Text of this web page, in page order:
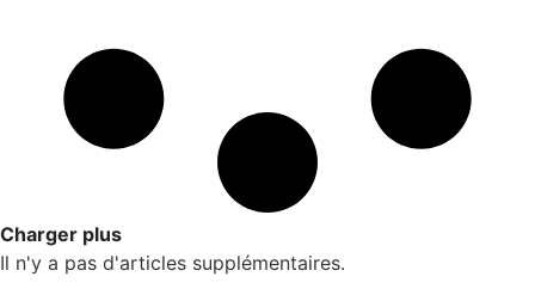
Charger plus
Il n'y a pas d'articles supplémentaires.